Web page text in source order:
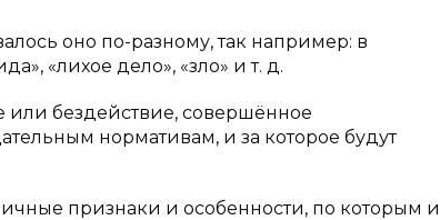
оно по-разному, так например: в
«лихое дело», «зло» и т. д.
бездействие, совершённое
нормативам, и за которое будут
признаки и особенности, по которым и